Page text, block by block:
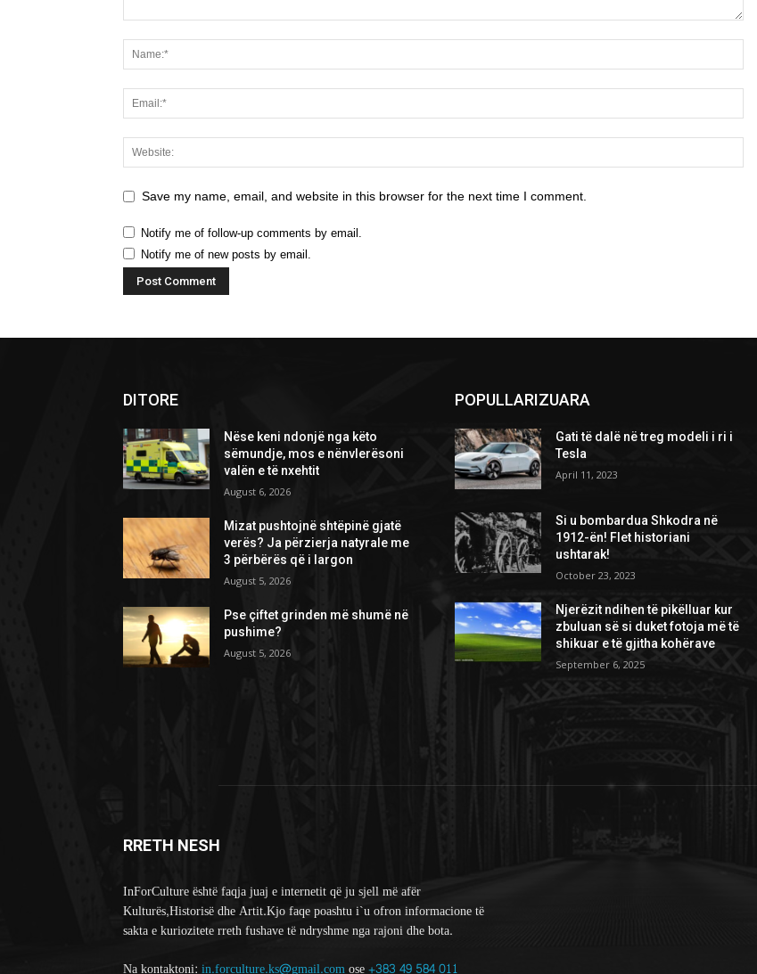
Save my name, email, and website in this browser for the next time I comment.
Notify me of follow-up comments by email.
Notify me of new posts by email.
DITORE
Nëse keni ndonjë nga këto
sëmundje, mos e nënvlerësoni
valën e të nxehtit
August 6, 2026
Mizat pushtojnë shtëpinë gjatë
verës? Ja përzierja natyrale me
3 përbërës që i largon
August 5, 2026
Pse çiftet grinden më shumë në
pushime?
August 5, 2026
POPULLARIZUARA
Gati të dalë në treg modeli i ri i
Tesla
April 11, 2023
Si u bombardua Shkodra në
1912-ën! Flet historiani
ushtarak!
October 23, 2023
Njerëzit ndihen të pikëlluar kur
zbuluan së si duket fotoja më të
shikuar e të gjitha kohërave
September 6, 2025
RRETH NESH
InForCulture është faqja juaj e internetit që ju sjell më afër
Kulturës,Historisë dhe Artit.Kjo faqe poashtu i`u ofron informacione të
sakta e kuriozitete rreth fushave të ndryshme nga rajoni dhe bota.
Na kontaktoni: in.forculture.ks@gmail.comose+383 49 584 011